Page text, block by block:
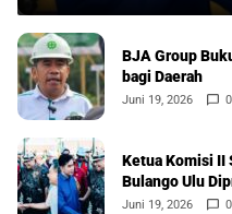
BJA Group
bagi Daerah
Juni 19, 2026 0
Ketua Komisi II
Bulango Ulu
Juni 19, 2026 0